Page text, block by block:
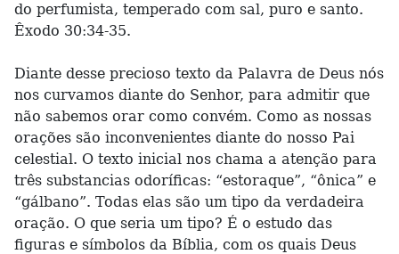
do perfumista, temperado com sal, puro e santo.
Êxodo 30:34-35.
Diante desse precioso texto da Palavra de Deus nós
nos curvamos diante do Senhor, para admitir que
não sabemos orar como convém. Como as nossas
orações são inconvenientes diante do nosso Pai
celestial. O texto inicial nos chama a atenção para
três substancias odoríficas: “estoraque”, “ônica” e
“gálbano”. Todas elas são um tipo da verdadeira
oração. O que seria um tipo? É o estudo das
figuras e símbolos da Bíblia, com os quais Deus